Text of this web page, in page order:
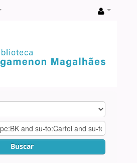
Buscar